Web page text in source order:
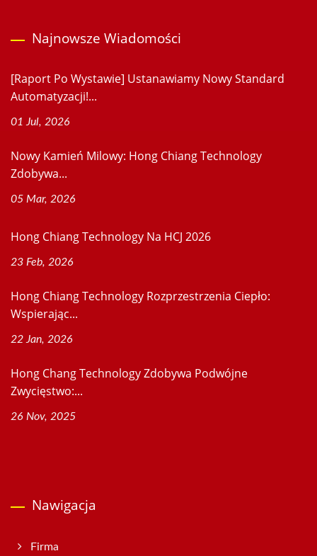
Najnowsze Wiadomości
[Raport Po Wystawie] Ustanawiamy Nowy Standard
Automatyzacji!...
01 Jul, 2026
Nowy Kamień Milowy: Hong Chiang Technology
Zdobywa...
05 Mar, 2026
Hong Chiang Technology Na HCJ 2026
23 Feb, 2026
Hong Chiang Technology Rozprzestrzenia Ciepło:
Wspierając...
22 Jan, 2026
Hong Chang Technology Zdobywa Podwójne
Zwycięstwo:...
26 Nov, 2025
Nawigacja
Firma